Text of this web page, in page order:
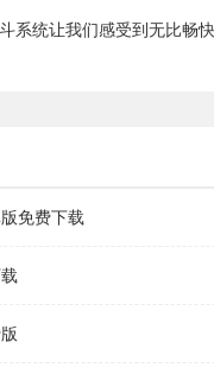
统让我们感受到无比畅快
免费下载